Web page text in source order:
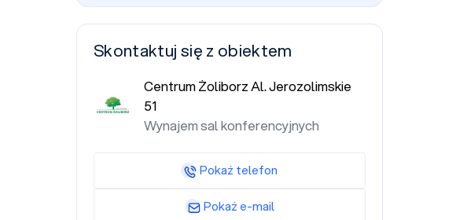
Skontaktuj się z obiektem
Centrum Żoliborz Al. Jerozolimskie
51
Wynajem sal konferencyjnych
Pokaż telefon
Pokaż e-mail